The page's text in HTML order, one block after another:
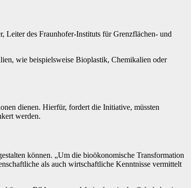
Leiter des Fraunhofer-Instituts für Grenzflächen- und
wie beispielsweise Bioplastik, Chemikalien oder
dienen. Hierfür, fordert die Initiative, müssten
werden.
können. „Um die bioökonomische Transformation
als auch wirtschaftliche Kenntnisse vermittelt